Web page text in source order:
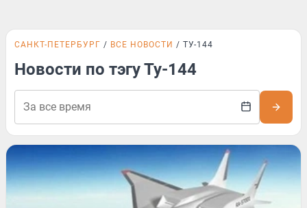
САНКТ-ПЕТЕРБУРГ ВСЕ НОВОСТИ ТУ-144
Новости по тэгу Ту-144